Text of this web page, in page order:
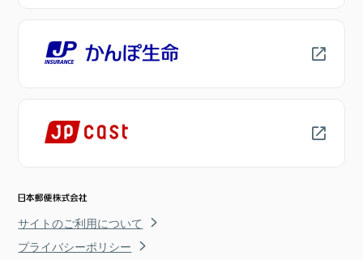
サイトのご利用について
プライバシーポリシー